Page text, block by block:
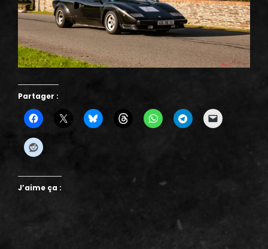
Partager :
J’aime ça :